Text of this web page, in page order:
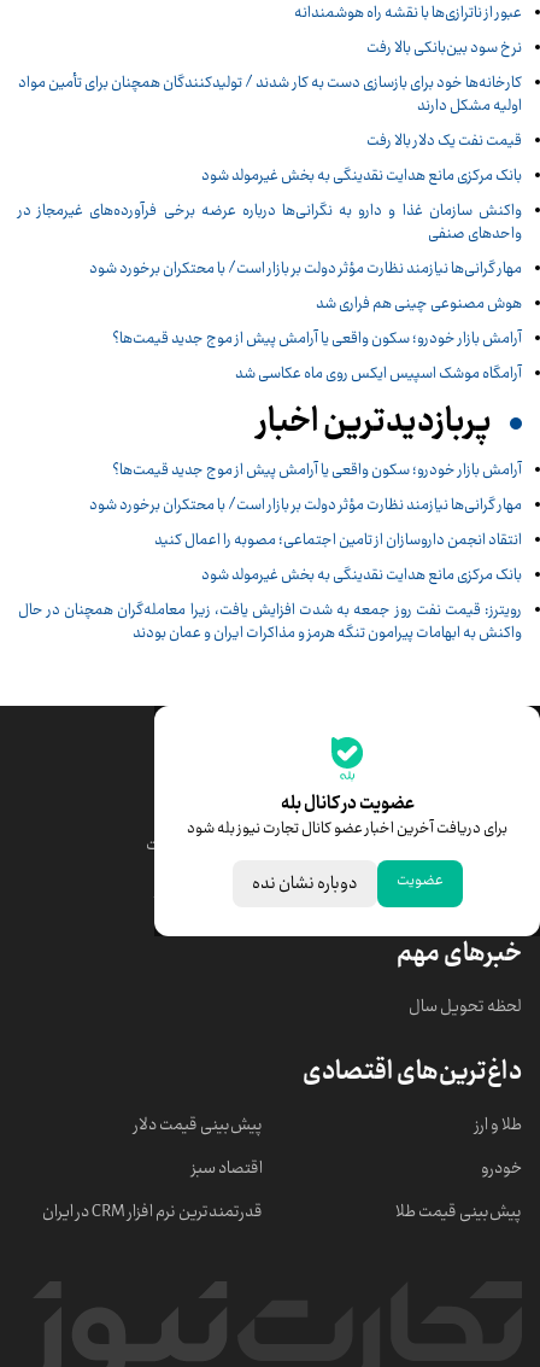
عبور از ناترازی‌ها با نقشه راه هوشمندانه
نرخ سود بین‌بانکی بالا رفت
کارخانه‌ها خود برای بازسازی دست به کار شدند / تولیدکنندگان همچنان برای تأمین مواد
اولیه مشکل دارند
قیمت نفت یک دلار بالا رفت
بانک مرکزی مانع هدایت نقدینگی به بخش غیرمولد شود
واکنش سازمان غذا و دارو به نگرانی‌ها درباره عرضه برخی فرآورده‌های غیرمجاز در
واحدهای صنفی
مهار گرانی‌ها نیازمند نظارت مؤثر دولت بر بازار است/ با محتکران برخورد شود
هوش مصنوعی چینی هم فراری شد
آرامش بازار خودرو؛ سکون واقعی یا آرامش پیش از موج جدید قیمت‌ها؟
آرامگاه موشک اسپیس ایکس روی ماه عکاسی شد
پربازدیدترین اخبار
آرامش بازار خودرو؛ سکون واقعی یا آرامش پیش از موج جدید قیمت‌ها؟
مهار گرانی‌ها نیازمند نظارت مؤثر دولت بر بازار است/ با محتکران برخورد شود
انتقاد انجمن داروسازان از تامین اجتماعی؛ مصوبه را اعمال کنید
بانک مرکزی مانع هدایت نقدینگی به بخش غیرمولد شود
رویترز: قیمت نفت روز جمعه به شدت افزایش یافت، زیرا معامله‌گران همچنان در حال
واکنش به ابهامات پیرامون تنگه هرمز و مذاکرات ایران و عمان بودند
عضویت در کانال بله
برای دریافت آخرین اخبار عضو کانال تجارت نیوز بله شود
عضویت دوباره نشان نده
جدیدترین قیمت‌ها
قیمت دلار
قیمت سکه امامی
قیمت درهم امارات
ابزار تبدیل نرخ ارز
خبرهای مهم
لحظه تحویل سال
داغ‌ترین‌های اقتصادی
طلا و ارز
خودرو
پیش‌بینی قیمت طلا
پیش‌بینی قیمت دلار
اقتصاد سبز
قدرتمندترین نرم‌ افزار CRM در ایران